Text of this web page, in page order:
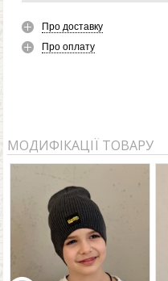
Про доставку
Про оплату
МОДИФІКАЦІЇ ТОВАРУ